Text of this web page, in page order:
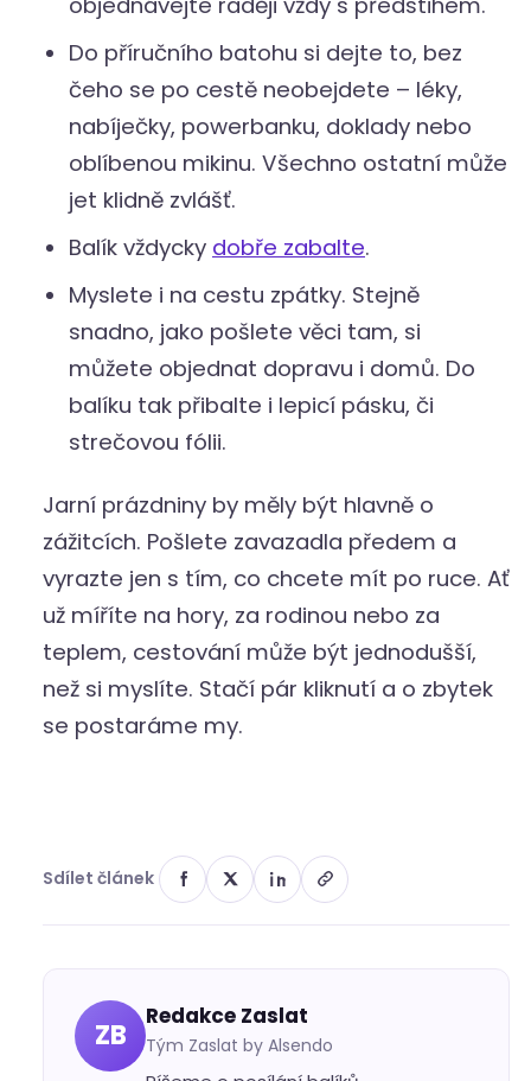
Do příručního batohu si dejte to, bez
čeho se po cestě neobejdete – léky,
nabíječky, powerbanku, doklady nebo
oblíbenou mikinu. Všechno ostatní může
jet klidně zvlášť.
Balík vždycky dobře zabalte.
Myslete i na cestu zpátky. Stejně
snadno, jako pošlete věci tam, si
můžete objednat dopravu i domů. Do
balíku tak přibalte i lepicí pásku, či
strečovou fólii.
Jarní prázdniny by měly být hlavně o
zážitcích. Pošlete zavazadla předem a
vyrazte jen s tím, co chcete mít po ruce. Ať
už míříte na hory, za rodinou nebo za
teplem, cestování může být jednodušší,
než si myslíte. Stačí pár kliknutí a o zbytek
se postaráme my.
Sdílet článek
ZB
Redakce Zaslat
Tým Zaslat by Alsendo